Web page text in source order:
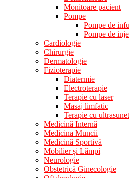
Monitoare pacient
Pompe
Pompe de
Pompe de
Cardiologie
Chirurgie
Dermatologie
Fizioterapie
Diatermie
Electroterapie
Terapie cu laser
Masaj limfatic
Terapie cu
Medicină Internă
Medicina Muncii
Medicină Sportivă
Mobilier și Lămpi
Neurologie
Obstetrică Ginecologie